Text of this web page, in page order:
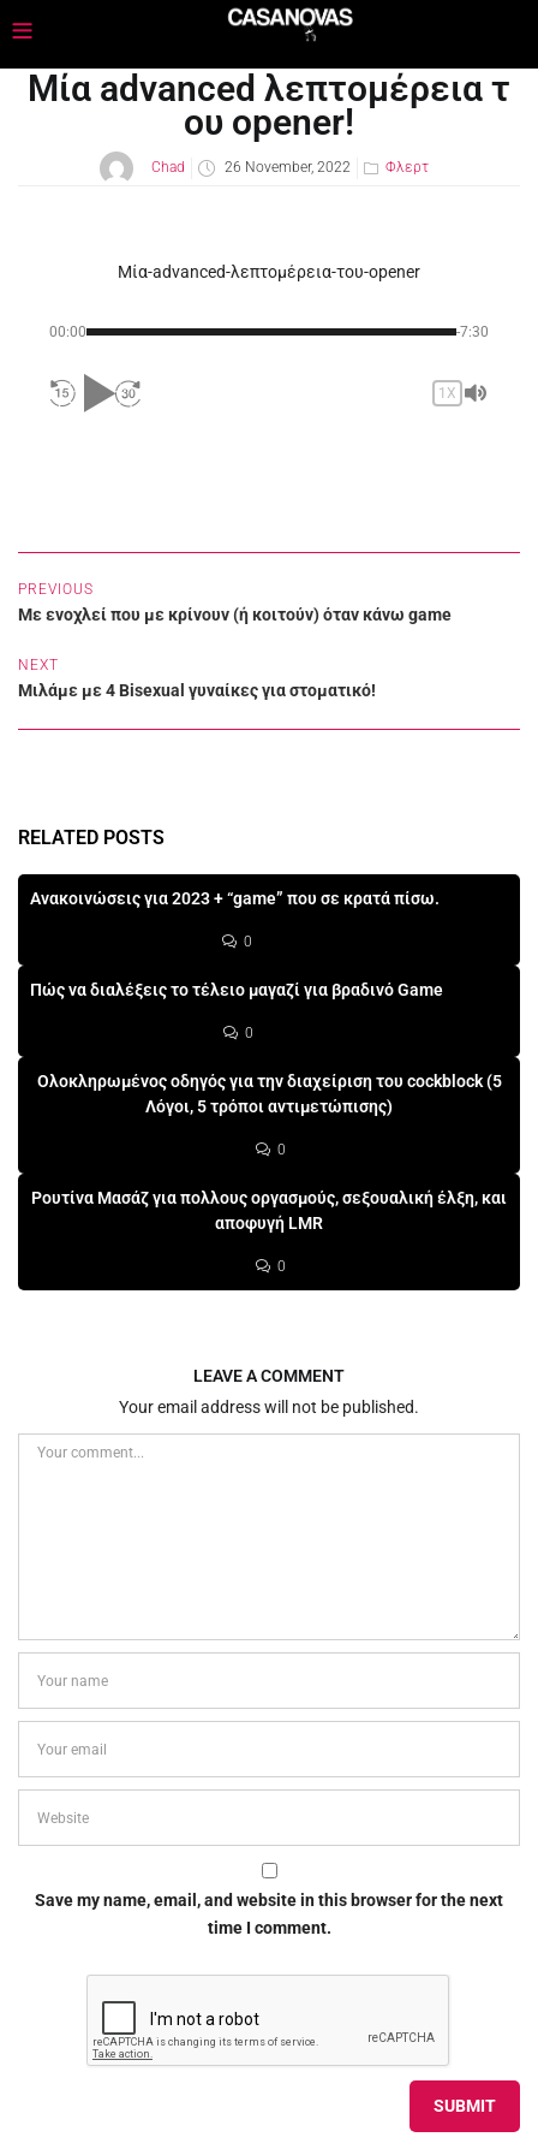
Μία advanced λεπτομέρεια τ
ου opener!
Chad 26 November, 2022 Φλερτ
Μία-advanced-λεπτομέρεια-του-opener
00:00 -7:30
1X
PREVIOUS
Με ενοχλεί που με κρίνουν (ή κοιτούν) όταν κάνω game
NEXT
Μιλάμε με 4 Bisexual γυναίκες για στοματικό!
RELATED POSTS
Ανακοινώσεις για 2023 + “game” που σε κρατά πίσω.
0
Πώς να διαλέξεις το τέλειο μαγαζί για βραδινό Game
0
Ολοκληρωμένος οδηγός για την διαχείριση του cockblock (5
Λόγοι, 5 τρόποι αντιμετώπισης)
0
Ρουτίνα Μασάζ για πολλους οργασμούς, σεξουαλική έλξη, και
αποφυγή LMR
0
LEAVE A COMMENT
Your email address will not be published.
Save my name, email, and website in this browser for the next
time I comment.